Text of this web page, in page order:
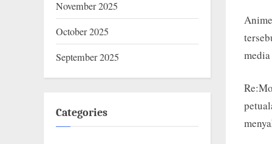
November 2025
October 2025
September 2025
Categories